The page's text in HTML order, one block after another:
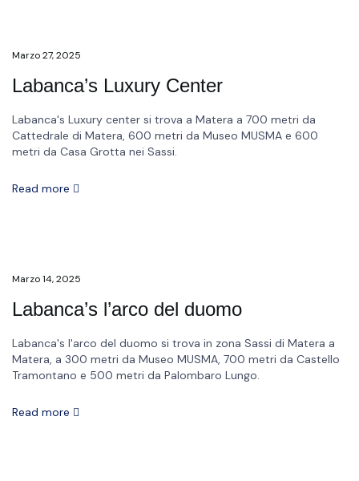
Marzo 27, 2025
Labanca’s Luxury Center
Labanca's Luxury center si trova a Matera a 700 metri da
Cattedrale di Matera, 600 metri da Museo MUSMA e 600
metri da Casa Grotta nei Sassi.
Read more
Marzo 14, 2025
Labanca’s l’arco del duomo
Labanca's l'arco del duomo si trova in zona Sassi di Matera a
Matera, a 300 metri da Museo MUSMA, 700 metri da Castello
Tramontano e 500 metri da Palombaro Lungo.
Read more